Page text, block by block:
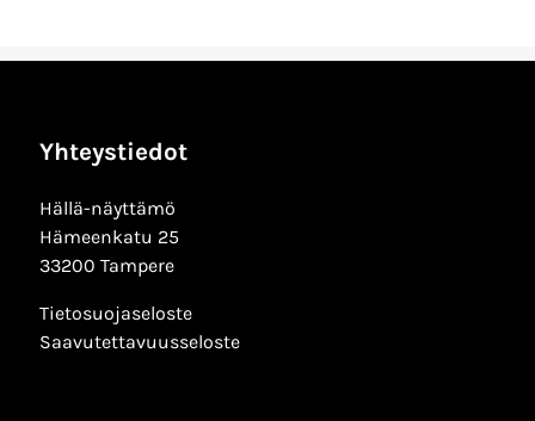
Yhteystiedot
Hällä-näyttämö
Hämeenkatu 25
33200 Tampere
Tietosuojaseloste
Saavutettavuusseloste